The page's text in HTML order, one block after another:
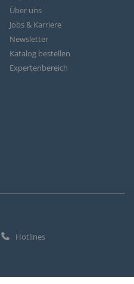
Über uns
Jobs & Karriere
Newsletter
Katalog bestellen
Expertenbereich
Hotlines